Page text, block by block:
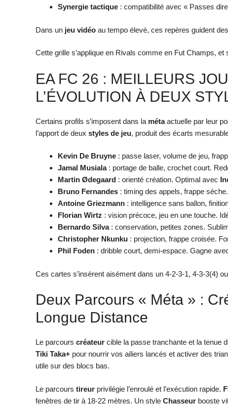
Synergie tactique : compatibilité avec « Passes
Dans un jeu vidéo au tempo élevé, ces repères guident
Cette grille s’applique en Rivals comme en Fut Champs,
EA FC 26 : MEILLEURS
L’ÉVOLUTION À DEUX
Certains profils s’imposent dans la métaactuelle par leur
l’apport de deux styles de jeu, produit des écarts
Kevin De Bruyne : passe laser, volume de jeu,
Jamal Musiala: portage de balle, crochet court.
Martin Ødegaard : orienté création. Optimal avec
Bruno Fernandes : timing des appels, frappe
Antoine Griezmann : intelligence sans ballon,
Florian Wirtz : vision précoce, jeu en une touche.
Bernardo Silva: conservation, petites zones.
Christopher Nkunku : projection, frappe croisée.
Phil Foden : dribble court, demi-espace. Gagne
Ces cartes s’insèrent aisément dans un 4-2-3-1, 4-3-3(4)
Deux Parcours « Méta » :
Longue Distance
Le parcours créateur cible la passe tranchante et la tenue
Tiki Taka+ pour nourrir vos ailiers lancés et activer des
utile sur des blocs bas.
Le parcours tireur privilégie l’enroulé et l’exécution rapide.
fenêtres de tir à 18-22 mètres. Un style Chasseur booste